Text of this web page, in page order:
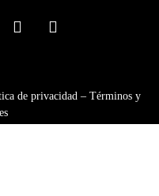
de privacidad – Términos y